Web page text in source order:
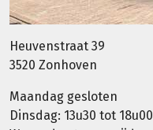
Heuvenstraat 39
3520 Zonhoven
Maandag gesloten
Dinsdag: 13u30 tot 18u00